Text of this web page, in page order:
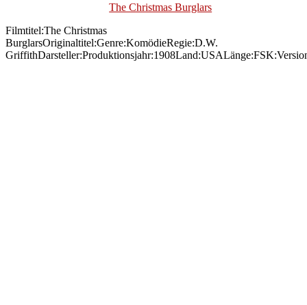
The Christmas Burglars
Filmtitel:The Christmas
BurglarsOriginaltitel:Genre:KomödieRegie:D.W.